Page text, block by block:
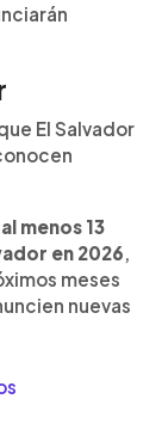
El Salvador
menos 13
en 2026,
meses
nuevas